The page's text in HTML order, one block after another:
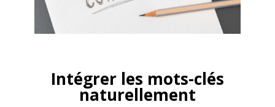
Intégrer les mots-clés
naturellement